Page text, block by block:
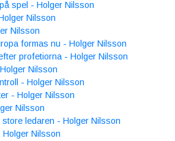
spel - Holger Nilsson
Nilsson
Nilsson
formas nu - Holger Nilsson
profetiorna - Holger Nilsson
Nilsson
- Holger Nilsson
- Holger Nilsson
Nilsson
ledaren - Holger Nilsson
Nilsson